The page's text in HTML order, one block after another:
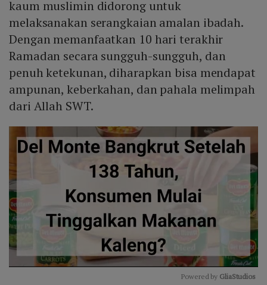
kaum muslimin didorong untuk
melaksanakan serangkaian amalan ibadah.
Dengan memanfaatkan 10 hari terakhir
Ramadan secara sungguh-sungguh, dan
penuh ketekunan, diharapkan bisa mendapat
ampunan, keberkahan, dan pahala melimpah
dari Allah SWT.
Powered by GliaStudios